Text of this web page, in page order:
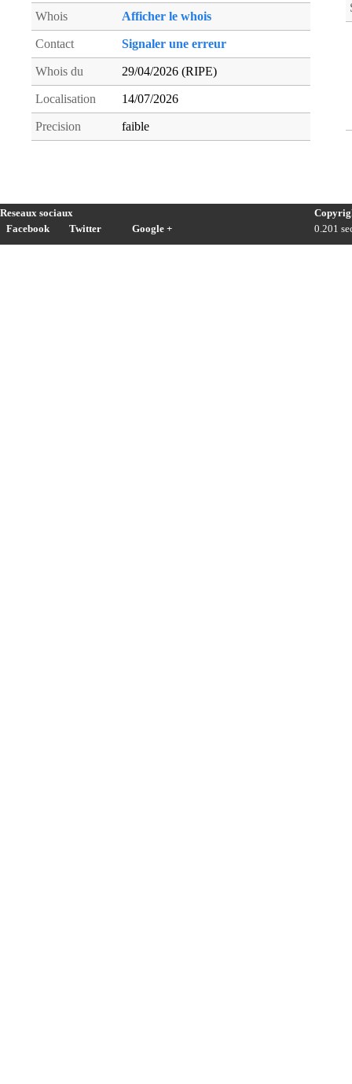
Whois Afficher le whois
Contact Signaler une erreur
Whois du 29/04/2026 (RIPE)
Localisation 14/07/2026
Precision faible
Reseaux sociaux
Facebook
Twitter Google +
0.201